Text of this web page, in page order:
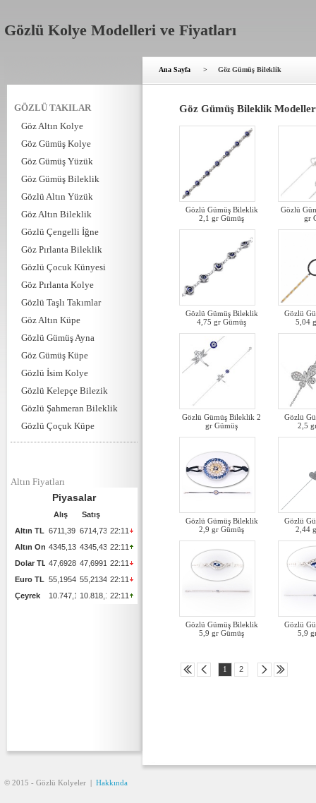
Gözlü Kolye Modelleri ve Fiyatları
Ana Sayfa > Göz Gümüş Bileklik
GÖZLÜ TAKILAR
Göz Altın Kolye
Göz Gümüş Kolye
Göz Gümüş Yüzük
Göz Gümüş Bileklik
Gözlü Altın Yüzük
Göz Altın Bileklik
Gözlü Çengelli İğne
Göz Pırlanta Bileklik
Gözlü Çocuk Künyesi
Göz Pırlanta Kolye
Gözlü Taşlı Takımlar
Göz Altın Küpe
Gözlü Gümüş Ayna
Göz Gümüş Küpe
Gözlü İsim Kolye
Gözlü Kelepçe Bilezik
Gözlü Şahmeran Bileklik
Gözlü Çoçuk Küpe
Altın Fiyatları
Göz Gümüş Bileklik
Gözlü Gümüş Bileklik
2,1 gr Gümüş
Gözlü
gr
Gözlü Gümüş Bileklik
4,75 gr Gümüş
Gözlü
5,04
Gözlü Gümüş Bileklik 2
gr Gümüş
Gözlü
2,5
Gözlü Gümüş Bileklik
2,9 gr Gümüş
Gözlü
2,44
Gözlü Gümüş Bileklik
5,9 gr Gümüş
Gözlü
5,9
1 2
© 2015 - Gözlü Kolyeler | Hakkında